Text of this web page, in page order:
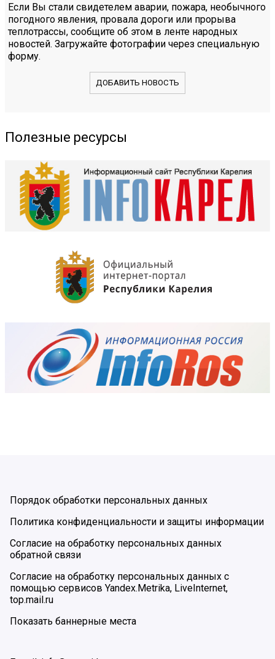
Если Вы стали свидетелем аварии, пожара, необычного
погодного явления, провала дороги или прорыва
теплотрассы, сообщите об этом в ленте народных
новостей. Загружайте фотографии через специальную
форму.
ДОБАВИТЬ НОВОСТЬ
Полезные ресурсы
Порядок обработки персональных данных
Политика конфиденциальности и защиты информации
Согласие на обработку персональных данных
обратной связи
Согласие на обработку персональных данных с
помощью сервисов Yandex.Metrika, LiveInternet,
top.mail.ru
Показать баннерные места